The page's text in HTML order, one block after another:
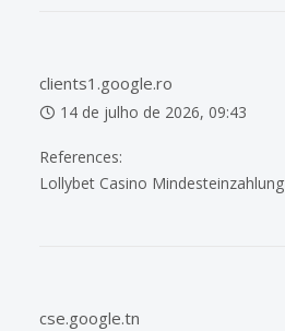
clients1.google.ro
14 de julho de 2026, 09:43
References:
Lollybet Casino Mindesteinzahlung
cse.google.tn